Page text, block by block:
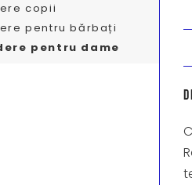
copii
pentru bărbați
pentru dame